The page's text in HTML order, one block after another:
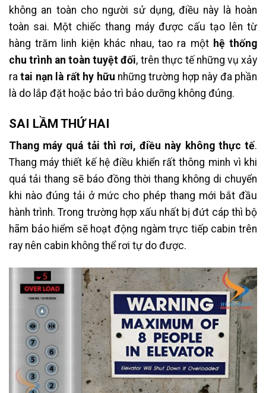
không an toàn cho người sử dụng, điều này là hoàn
toàn sai. Một chiếc thang máy được cấu tạo lên từ
hàng trăm linh kiện khác nhau, tao ra một hệ thống
chu trình an toàn tuyệt đối, trên thực tế những vụ xảy
ratai nạn là rất hy hữu những trường hợp này đa phần
là do lắp đặt hoặc bảo trì bảo dưỡng không đúng.
SAI LẦM THỨ HAI
Thang máy quá tải thì rơi, điều này không thực tế.
Thang máy thiết kế hệ điều khiển rất thông minh vì khi
quá tải thang sẽ báo đồng thời thang không di chuyển
khi nào đúng tải ở mức cho phép thang mới bắt đầu
hành trình. Trong trường hợp xấu nhất bị đứt cáp thì bộ
hãm bảo hiểm sẽ hoạt động ngàm trực tiếp cabin trên
ray nên cabin không thể rơi tự do được.